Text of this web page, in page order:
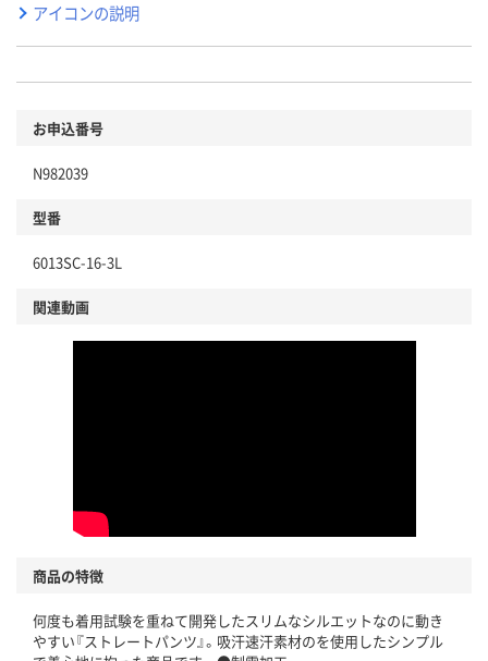
アイコンの説明
お申込番号
N982039
型番
6013SC-16-3L
関連動画
商品の特徴
何度も着用試験を重ねて開発したスリムなシルエットなのに動き
やすい『ストレートパンツ』。吸汗速汗素材のを使用したシンプル